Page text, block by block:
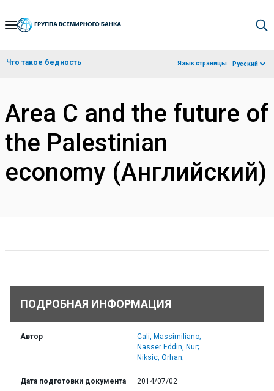
Skip
Navigation
Что такое бедность Язык страницы: Русский
Area C and the future of
the Palestinian
economy (Английский)
ПОДРОБНАЯ ИНФОРМАЦИЯ
Автор
Cali, Massimiliano;
Nasser Eddin, Nur;
Niksic, Orhan;
Дата подготовки документа 2014/07/02